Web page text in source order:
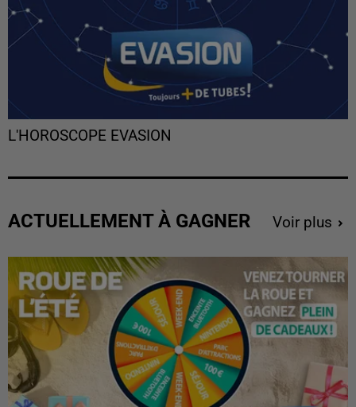
L'HOROSCOPE EVASION
ACTUELLEMENT À GAGNER Voir plus